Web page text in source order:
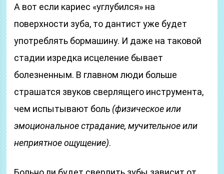
А вот если кариес «углубился» на
поверхности зуба, то дантист уже будет
употреблять бормашину. И даже на таковой
стадии изредка исцеление бывает
болезненным. В главном люди больше
страшатся звуков сверлящего инструмента,
чем испытывают боль (физическое или
эмоциональное страдание, мучительное или
неприятное ощущение).